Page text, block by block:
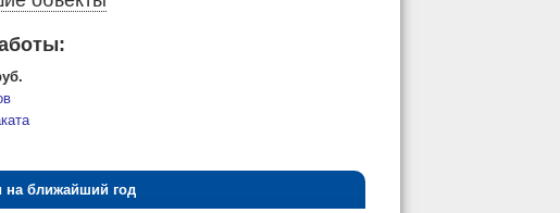
на ближайший год